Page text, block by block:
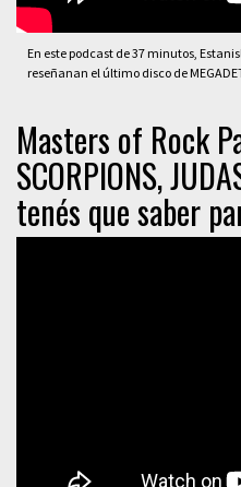
En este podcast de 37 minutos,
reseñanan el último disco de
Masters of Rock
SCORPIONS,
tenés que saber